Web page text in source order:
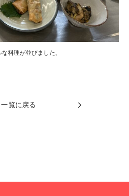
料理が並びました。
一覧に戻る